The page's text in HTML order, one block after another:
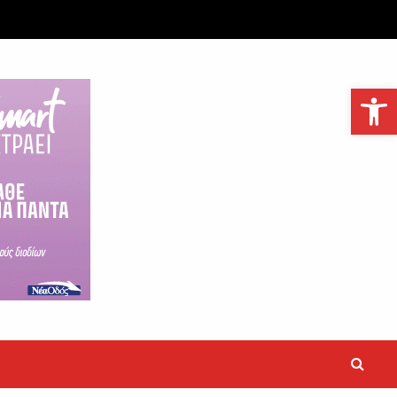
Ανοίξτε τη γραμμή εργαλείων